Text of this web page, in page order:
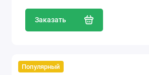
Заказать
Популярный